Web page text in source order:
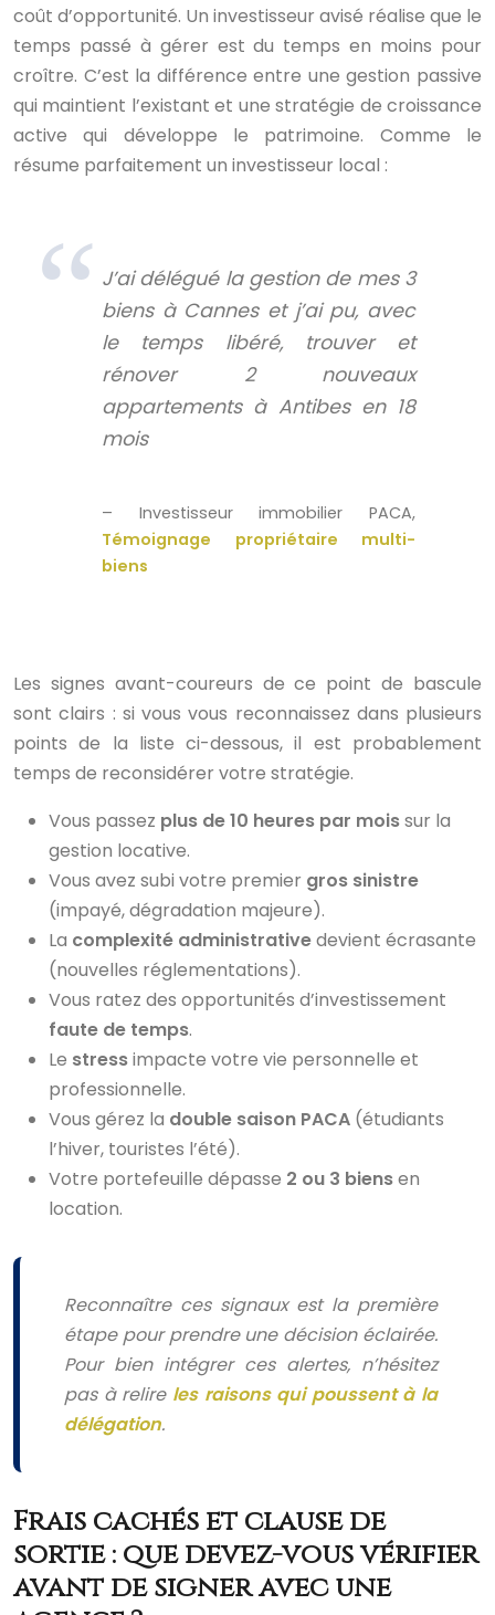
coût d’opportunité. Un investisseur avisé réalise que le
temps passé à gérer est du temps en moins pour
croître. C’est la différence entre une gestion passive
qui maintient l’existant et une stratégie de croissance
active qui développe le patrimoine. Comme le
résume parfaitement un investisseur local :
J’ai délégué la gestion de mes 3
biens à Cannes et j’ai pu, avec
le temps libéré, trouver et
rénover 2 nouveaux
appartements à Antibes en 18
mois
– Investisseur immobilier PACA,
Témoignage propriétaire multi-
biens
Les signes avant-coureurs de ce point de bascule
sont clairs : si vous vous reconnaissez dans plusieurs
points de la liste ci-dessous, il est probablement
temps de reconsidérer votre stratégie.
Vous passez plus de 10 heures par moissur la
gestion locative.
Vous avez subi votre premier gros sinistre
(impayé, dégradation majeure).
La complexité administrativedevient écrasante
(nouvelles réglementations).
Vous ratez des opportunités d’investissement
faute de temps.
Le stressimpacte votre vie personnelle et
professionnelle.
Vous gérez la double saison PACA (étudiants
l’hiver, touristes l’été).
Votre portefeuille dépasse 2 ou 3 biensen
location.
Reconnaître ces signaux est la première
étape pour prendre une décision éclairée.
Pour bien intégrer ces alertes, n’hésitez
pas à relire les raisons qui poussent à la
délégation.
Frais cachés et clause de
sortie : que devez-vous vérifier
avant de signer avec une